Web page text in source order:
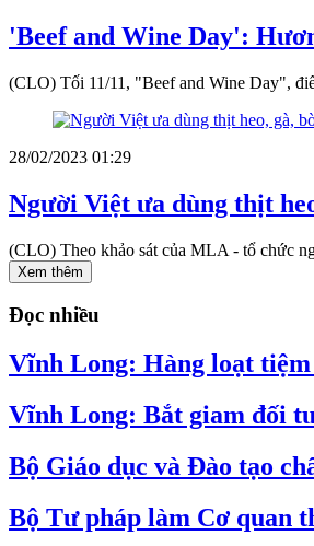
'Beef and Wine Day':
(CLO) Tối 11/11, "Beef and Wine Day",
28/02/2023 01:29
Người Việt ưa dùng thịt
(CLO) Theo khảo sát của MLA - tổ chức
Xem thêm
Đọc nhiều
Vĩnh Long: Hàng loạt
Vĩnh Long: Bắt giam đối
Bộ Giáo dục và Đào tạo
Bộ Tư pháp làm Cơ quan